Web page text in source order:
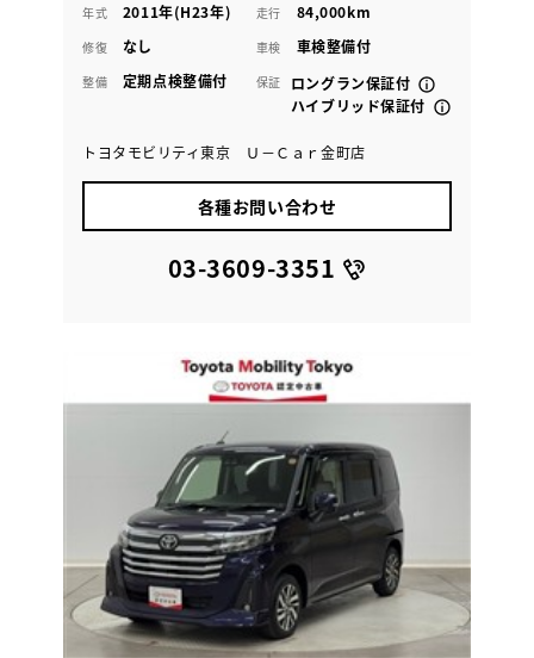
年式 2011年(H23年) 走行 84,000km
修復 なし 車検 車検整備付
整備 定期点検整備付 保証
ロングラン保証付
ハイブリッド保証付
トヨタモビリティ東京 Ｕ－Ｃａｒ金町店
各種お問い合わせ
03-3609-3351